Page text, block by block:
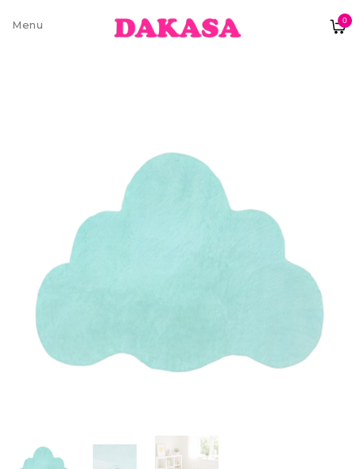
0
Sobre nós
Pagamentos e Envios
Termos e condições